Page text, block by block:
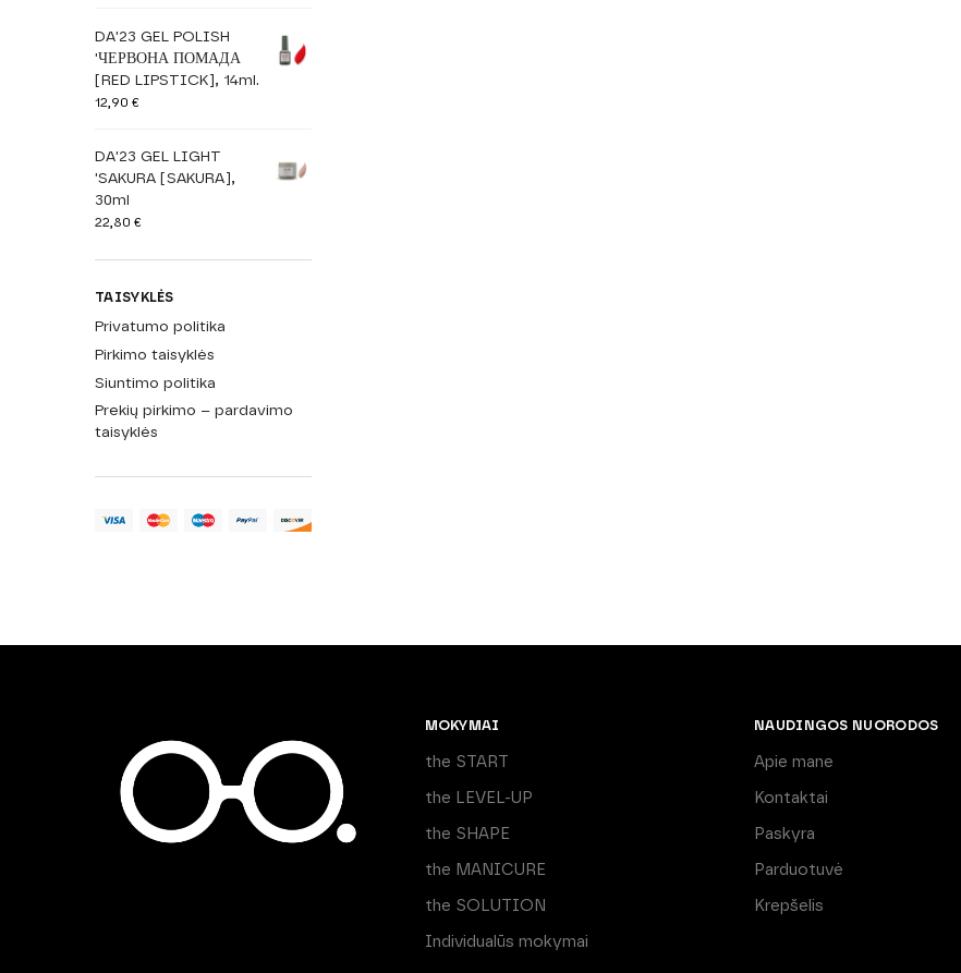
DA'23 GEL POLISH
'ЧЕРВОНА ПОМАДА
[RED LIPSTICK], 14ml.
12,90 €
DA'23 GEL LIGHT
'SAKURA [SAKURA],
30ml
22,80 €
TAISYKLĖS
Privatumo politika
Pirkimo taisyklės
Siuntimo politika
Prekių pirkimo – pardavimo
taisyklės
MOKYMAI
the START
the LEVEL-UP
the SHAPE
the MANICURE
the SOLUTION
Individualūs mokymai
NAUDINGOS NUORODOS
Apie mane
Kontaktai
Paskyra
Parduotuvė
Krepšelis